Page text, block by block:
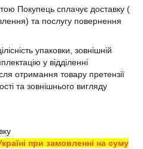
Покупець сплачує доставку (
та послугу повернення
упаковки, зовнішній
у відділенні
отримання товару претензії
та зовнішнього вигляду
при замовленні на суму